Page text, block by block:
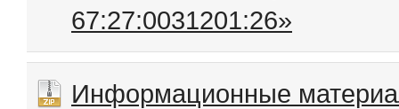
67:27:0031201:26»
Информационные